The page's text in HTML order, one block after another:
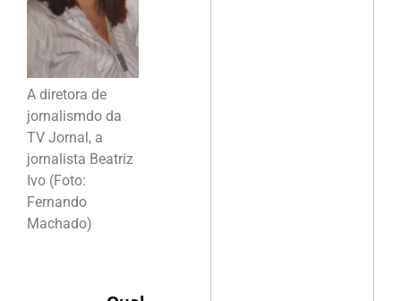
A diretora de
jornalismdo da
TV Jornal, a
jornalista Beatriz
Ivo (Foto:
Fernando
Machado)